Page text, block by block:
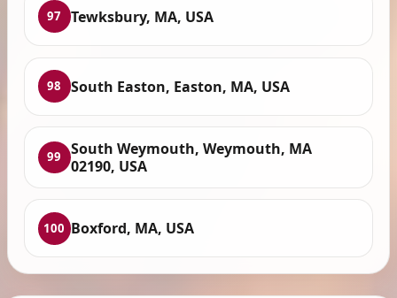
97 Tewksbury, MA, USA
98 South Easton, Easton, MA, USA
99
South Weymouth, Weymouth, MA
02190, USA
100 Boxford, MA, USA